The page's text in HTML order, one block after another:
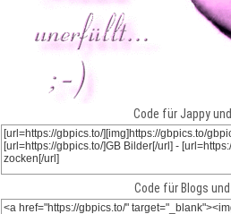
Code für Jappy und
Code für Blogs und